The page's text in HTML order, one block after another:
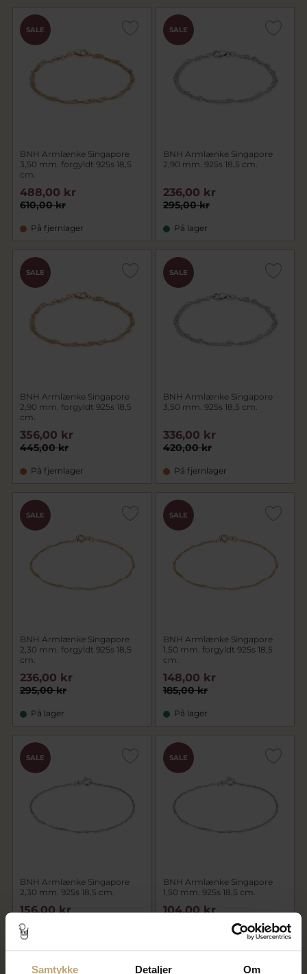
Samtykke Detaljer Om
SALE
BNH Armlænke Singapore
3,50 mm. forgyldt 925s 18,5
cm.
610,00 kr
488,00 kr
På fjernlager
SALE
BNH Armlænke Singapore
2,90 mm. 925s 18,5 cm.
295,00 kr
236,00 kr
På lager
SALE
BNH Armlænke Singapore
2,90 mm. forgyldt 925s 18,5
cm.
445,00 kr
356,00 kr
På fjernlager
SALE
BNH Armlænke Singapore
3,50 mm. 925s 18,5 cm.
420,00 kr
336,00 kr
På fjernlager
SALE
BNH Armlænke Singapore
2,30 mm. forgyldt 925s 18,5
cm.
295,00 kr
236,00 kr
På lager
SALE
BNH Armlænke Singapore
1,50 mm. forgyldt 925s 18,5
cm.
185,00 kr
148,00 kr
På lager
SALE
BNH Armlænke Singapore
2,30 mm. 925s 18,5 cm.
195,00 kr
156,00 kr
SALE
BNH Armlænke Singapore
1,50 mm. 925s 18,5 cm.
104,00 kr